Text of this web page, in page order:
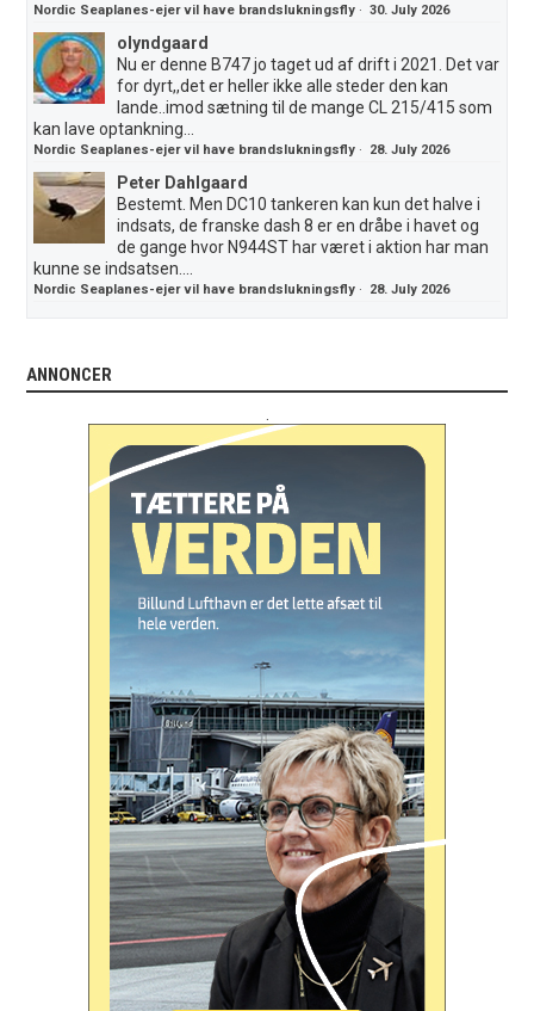
Nordic Seaplanes-ejer vil have brandslukningsfly ·30. July 2026
olyndgaard
Nu er denne B747 jo taget ud af drift i 2021. Det var
for dyrt,,det er heller ikke alle steder den kan
lande..imod sætning til de mange CL 215/415 som
kan lave optankning...
Nordic Seaplanes-ejer vil have brandslukningsfly · 28. July 2026
Peter Dahlgaard
Bestemt. Men DC10 tankeren kan kun det halve i
indsats, de franske dash 8 er en dråbe i havet og
de gange hvor N944ST har været i aktion har man
kunne se indsatsen....
Nordic Seaplanes-ejer vil have brandslukningsfly · 28. July 2026
ANNONCER